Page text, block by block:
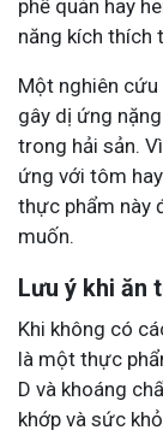
phế quản hay
năng kích thích
Một nghiên
gây dị ứng
trong hải sản.
ứng với tôm
thực phẩm này
muốn.
Lưu ý khi ăn
Khi không có
là một thực
D và khoáng
khớp và sức